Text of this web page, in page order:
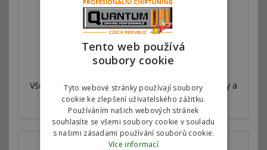
Válcová zkušebna
Všechny naše úpravy jsou velmi důkladně testovány a
měřeny na profesionální válcové zkušebně.
Tento web používá
soubory cookie
Tyto webové stránky používají soubory
cookie ke zlepšení uživatelského zážitku.
Používáním našich webových stránek
souhlasíte se všemi soubory cookie v souladu
s našimi zásadami používání souborů cookie.
Více informací